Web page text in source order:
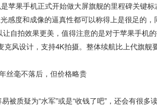
苹果手机正式开始做大屏旗舰的里程碑关键标
感度和成像的逼真性都可以称得上是很足的
自拍效果更美，值得注意的是对于苹果手机
风设计，支持4K拍摄。整体续航比上代旗舰
被质疑为“水军”或是“收钱了吧”，还会有很多